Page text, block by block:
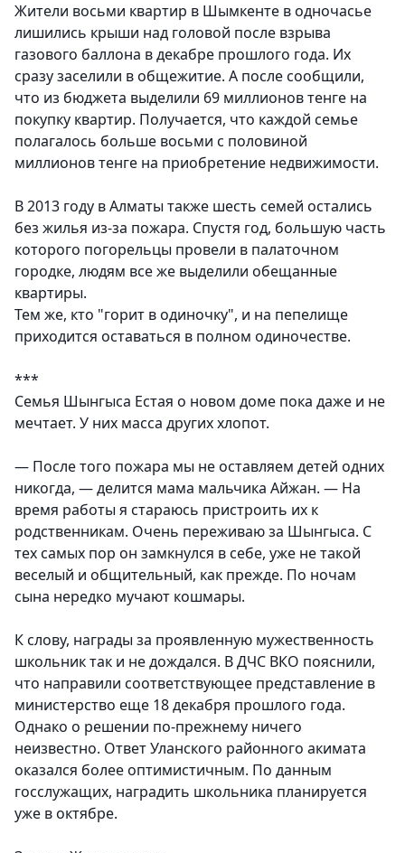
Жители восьми квартир в Шымкенте в одночасье
лишились крыши над головой после взрыва
газового баллона в декабре прошлого года. Их
сразу заселили в общежитие. А после сообщили,
что из бюджета выделили 69 миллионов тенге на
покупку квартир. Получается, что каждой семье
полагалось больше восьми с половиной
миллионов тенге на приобретение недвижимости.
В 2013 году в Алматы также шесть семей остались
без жилья из-за пожара. Спустя год, большую часть
которого погорельцы провели в палаточном
городке, людям все же выделили обещанные
квартиры.
Тем же, кто "горит в одиночку", и на пепелище
приходится оставаться в полном одиночестве.
***
Семья Шынгыса Естая о новом доме пока даже и не
мечтает. У них масса других хлопот.
— После того пожара мы не оставляем детей одних
никогда, — делится мама мальчика Айжан. — На
время работы я стараюсь пристроить их к
родственникам. Очень переживаю за Шынгыса. С
тех самых пор он замкнулся в себе, уже не такой
веселый и общительный, как прежде. По ночам
сына нередко мучают кошмары.
К слову, награды за проявленную мужественность
школьник так и не дождался. В ДЧС ВКО пояснили,
что направили соответствующее представление в
министерство еще 18 декабря прошлого года.
Однако о решении по-прежнему ничего
неизвестно. Ответ Уланского районного акимата
оказался более оптимистичным. По данным
госслужащих, наградить школьника планируется
уже в октябре.